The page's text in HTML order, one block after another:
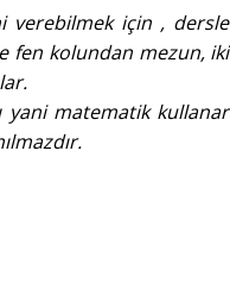
verebilmek için ,
fen kolundan mezun, iki
yani matematik